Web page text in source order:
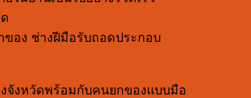
ของ ช่างฝีมือรับถอดประกอบ
จังหวัดพร้อมกับคนยกของแบบมือ